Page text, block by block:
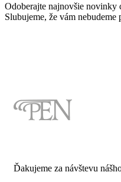
Odoberajte najnovšie novinky
Slubujeme, že vám nebudeme
Ďakujeme za návštevu